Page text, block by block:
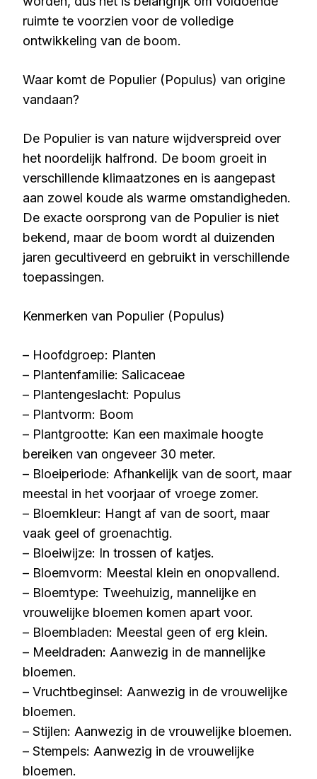
ruimte te voorzien voor de volledige
ontwikkeling van de boom.
Waar komt de Populier (Populus) van origine
vandaan?
De Populier is van nature wijdverspreid over
het noordelijk halfrond. De boom groeit in
verschillende klimaatzones en is aangepast
aan zowel koude als warme omstandigheden.
De exacte oorsprong van de Populier is niet
bekend, maar de boom wordt al duizenden
jaren gecultiveerd en gebruikt in verschillende
toepassingen.
Kenmerken van Populier (Populus)
– Hoofdgroep: Planten
– Plantenfamilie: Salicaceae
– Plantengeslacht: Populus
– Plantvorm: Boom
– Plantgrootte: Kan een maximale hoogte
bereiken van ongeveer 30 meter.
– Bloeiperiode: Afhankelijk van de soort, maar
meestal in het voorjaar of vroege zomer.
– Bloemkleur: Hangt af van de soort, maar
vaak geel of groenachtig.
– Bloeiwijze: In trossen of katjes.
– Bloemvorm: Meestal klein en onopvallend.
– Bloemtype: Tweehuizig, mannelijke en
vrouwelijke bloemen komen apart voor.
– Bloembladen: Meestal geen of erg klein.
– Meeldraden: Aanwezig in de mannelijke
bloemen.
– Vruchtbeginsel: Aanwezig in de vrouwelijke
bloemen.
– Stijlen: Aanwezig in de vrouwelijke bloemen.
– Stempels: Aanwezig in de vrouwelijke
bloemen.